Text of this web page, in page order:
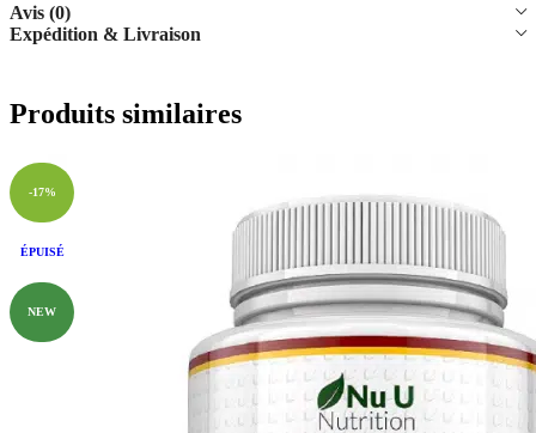
Avis (0)
Expédition & Livraison
Produits similaires
-17%
ÉPUISÉ
NEW